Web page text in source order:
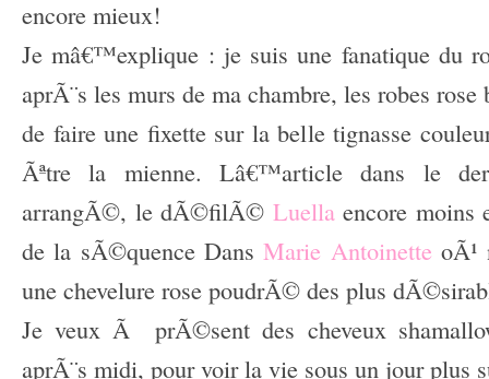
encore mieux!
Je mâ€™explique : je suis une fanatique du
aprÃ¨s les murs de ma chambre, les robes
de faire une fixette sur la belle tignasse
Ãªtre la mienne. Lâ€™article dans le
arrangÃ©, le dÃ©filÃ© Luellaencore moins
de la sÃ©quence DansMarie Antoinette oÃ¹
une chevelure rose poudrÃ© des plus
Je veux Ã prÃ©sent des cheveux
aprÃ¨s midi, pour voir la vie sous un jour plus